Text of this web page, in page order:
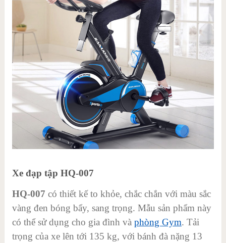
Xe đạp tập HQ-007
HQ-007 có thiết kế to khỏe, chắc chắn với màu sắc
vàng đen bóng bẩy, sang trọng. Mẫu sản phẩm này
có thể sử dụng cho gia đình và phòng Gym. Tải
trọng của xe lên tới 135 kg, với bánh đà nặng 13